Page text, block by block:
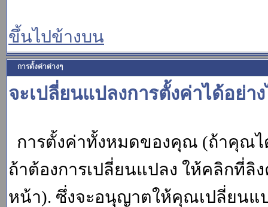
ขึ้นไปข้างบน
การตั้งค่าต่างๆ
จะเปลี่ยนแปลงการตั้งค่าได้อย่าง
การตั้งค่าทั้งหมดของคุณ (ถ้าคุณไ
ถ้าต้องการเปลี่ยนแปลง ให้คลิกที่ลิ
หน้า). ซึ่งจะอนุญาตให้คุณเปลี่ยนแ